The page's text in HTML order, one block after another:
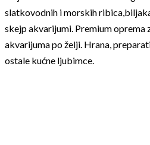
slatkovodnih i morskih
skejp akvarijumi. Premium oprema
akvarijuma po želji. Hrana,
ostale kućne ljubimce.